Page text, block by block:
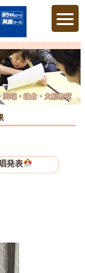
端・鎌倉・大船教室
発表